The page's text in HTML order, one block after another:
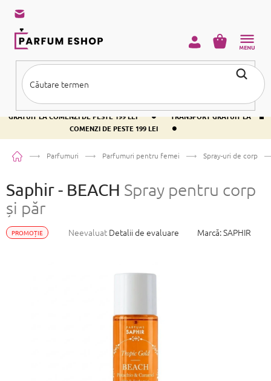
conținut
TRANSPORT GRATUIT LA COMENZI DE PESTE 199 LEI •
TRANSPORT
GRATUIT LA COMENZI DE PESTE 199 LEI
•
TRANSPORT GRATUIT LA
COMENZI DE PESTE 199 LEI
•
COŞ
Acasă Parfumuri Parfumuri pentru femei Spray-uri de corp
Saphir - BEACH Spray pentru corp
și păr
PROMOȚIE
Evaluarea
Neevaluat Detalii de evaluare Marcă:SAPHIR